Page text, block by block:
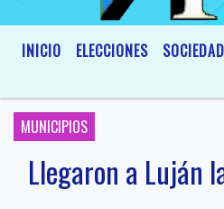
INICIO ELECCIONES SOCIEDAD
MUNICIPIOS
Llegaron a Luján